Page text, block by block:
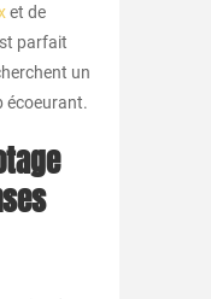
et de
parfait
un
écoeurant.